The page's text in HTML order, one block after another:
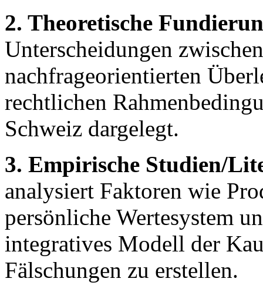
2. Theoretische
Unterscheidungen
nachfrageorientierten
rechtlichen
Schweiz dargelegt.
3. Empirische Studien/
analysiert Faktoren wie
persönliche Wertesystem
integratives Modell der
Fälschungen zu erstellen.